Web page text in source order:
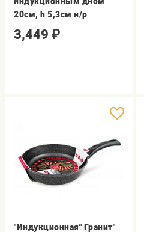
20см, h 5,3см н/р
3,449 ₽
"Индукционная" Гранит"